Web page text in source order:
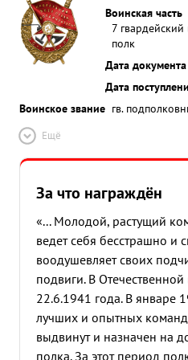
омашин подавлен оконь
30 всех трех вылетах
ХАШПЕР не имели поте
боевых вылетов
ование Гвардейской
требители 979 ИАП. 7 ноя
автомашины противника в
Феакдон. В этот день он
группы самолетов в
уничтожили и повредили
подавили огонь одной
истребили до 200 солдат
не имея ни одной потери
Эффекти вность боевых
находившиеся передовой
младший воентехник
истребители 979 ИАП.
фашистские войска в
Воинская часть
7
полк
Дата документа
Дата
Воинское звание гв.
Ещё
За что награждён
«... Молодой, растущий
ведет себя бесстрашно и
воодушевляет своих
подвиги. В Отечественной
22.6.1941 года. В январе
лучших и опытных
выдвинут и назначен на
полка. За этот период